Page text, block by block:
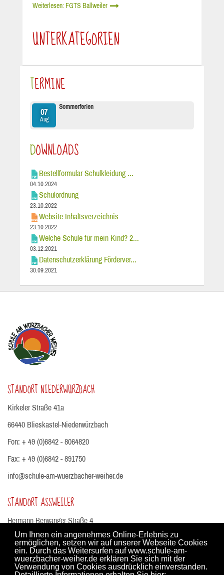
Um Ihnen ein angenehmes Online-Erlebnis zu
ermöglichen, setzen wir auf unserer Webseite Cookies
ein. Durch das Weitersurfen auf www.schule-am-
wuerzbacher-weiher.de erklären Sie sich mit der
Verwendung von Cookies ausdrücklich einverstanden.
Weiterlesen: FGTS Ballweiler
UNTERKATEGORIEN
TERMINE
07
Aug
Sommerferien
DOWNLOADS
Bestellformular Schulkleidung ...
04.10.2024
Schulordnung
23.10.2022
Website Inhaltsverzeichnis
23.10.2022
Welche Schule für mein Kind? 2...
03.12.2021
Datenschutzerklärung Förderver...
30.09.2021
STANDORT NIEDERWÜRZBACH
Kirkeler Straße 41a
66440 Blieskastel-Niederwürzbach
Fon: + 49 (0)6842 - 8064820
Fax: + 49 (0)6842 - 891750
info@schule-am-wuerzbacher-weiher.de
STANDORT ASSWEILER
Hermann-Berwanger-Straße 4
66440 Blieskastel-Aßweiler
Fon: +49 (0)6803 - 613
Fax: